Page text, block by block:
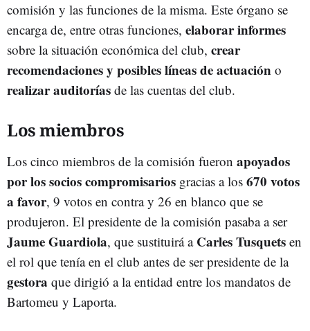
comisión y las funciones de la misma. Este órgano se
encarga de, entre otras funciones, elaborar informes
sobre la situación económica del club, crear
recomendaciones y posibles líneas de actuación o
realizar auditorías de las cuentas del club.
Los miembros
Los cinco miembros de la comisión fueron apoyados
por los socios compromisarios gracias a los 670 votos
a favor, 9 votos en contra y 26 en blanco que se
produjeron. El presidente de la comisión pasaba a ser
Jaume Guardiola, que sustituirá a Carles Tusquets en
el rol que tenía en el club antes de ser presidente de la
gestora que dirigió a la entidad entre los mandatos de
Bartomeu y Laporta.